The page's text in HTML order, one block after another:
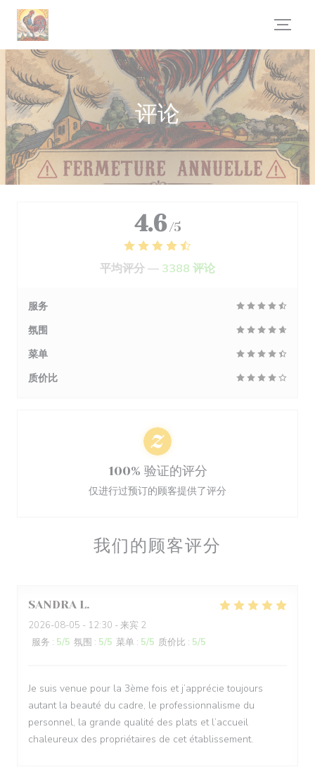
Cookie管理面板
评论
我们的顾客评分
SANDRA L
2026-08-05 - 12:30 - 来宾 2
服务 : 5/5 氛围 : 5/5 菜单 : 5/5 质价比 : 5/5
Je suis venue pour la 3ème fois et j’apprécie toujours
autant la beauté du cadre, le professionnalisme du
personnel, la grande qualité des plats et l’accueil
chaleureux des propriétaires de cet établissement.
4.6 /5
平均评分 — 3388 评论
服务
氛围
菜单
质价比
100% 验证的评分
仅进行过预订的顾客提供了评分